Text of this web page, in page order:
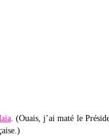
. (Ouais, j’ai maté le